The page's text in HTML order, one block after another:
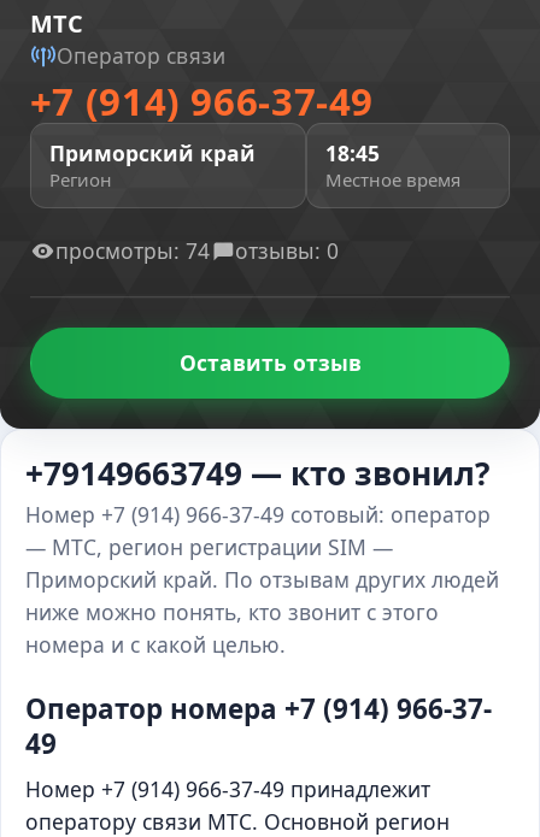
просмотры: 74 отзывы: 0
МТС
Оператор связи
+7 (914) 966-37-49
Приморский край
Регион
18:45
Местное время
Оставить отзыв
+79149663749 — кто звонил?
Номер +7 (914) 966-37-49 сотовый: оператор
— МТС, регион регистрации SIM —
Приморский край. По отзывам других людей
ниже можно понять, кто звонит с этого
номера и с какой целью.
Оператор номера +7 (914) 966-37-
49
Номер +7 (914) 966-37-49 принадлежит
оператору связи МТС. Основной регион